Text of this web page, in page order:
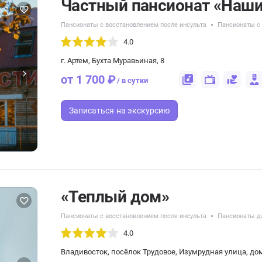
Частный пансионат
Пансионаты с восстановлением после инсульта Пансионаты
4.0
г. Артем, Бухта Муравьиная, 8
от 1 700 ₽/ в сутки
Записаться на экскурсию
«Теплый дом»
Пансионаты с восстановлением после инсульта Пансионаты
4.0
Владивосток, посёлок Трудовое, Изумрудная улица,